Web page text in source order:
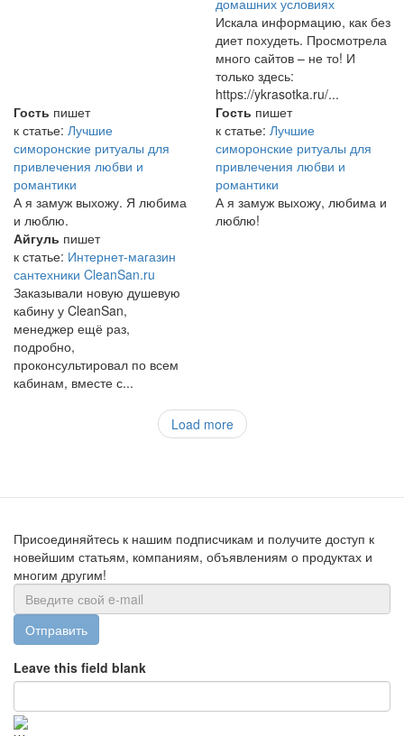
Искала информацию, как без
диет похудеть. Просмотрела
много сайтов – не то! И
только здесь:
https://ykrasotka.ru/...
Гость пишет
к статье: Лучшие
симоронские ритуалы для
привлечения любви и
романтики
А я замуж выхожу. Я любима
и люблю.
Гость пишет
к статье: Лучшие
симоронские ритуалы для
привлечения любви и
романтики
А я замуж выхожу, любима и
люблю!
Айгуль пишет
к статье: Интернет-магазин
сантехники CleanSan.ru
Заказывали новую душевую
кабину у CleanSan,
менеджер ещё раз,
подробно,
проконсультировал по всем
кабинам, вместе с...
Load more
Присоединяйтесь к нашим подписчикам и получите доступ к
новейшим статьям, компаниям, объявлениям о продуктах и
многим другим!
Отправить
Leave this field blank